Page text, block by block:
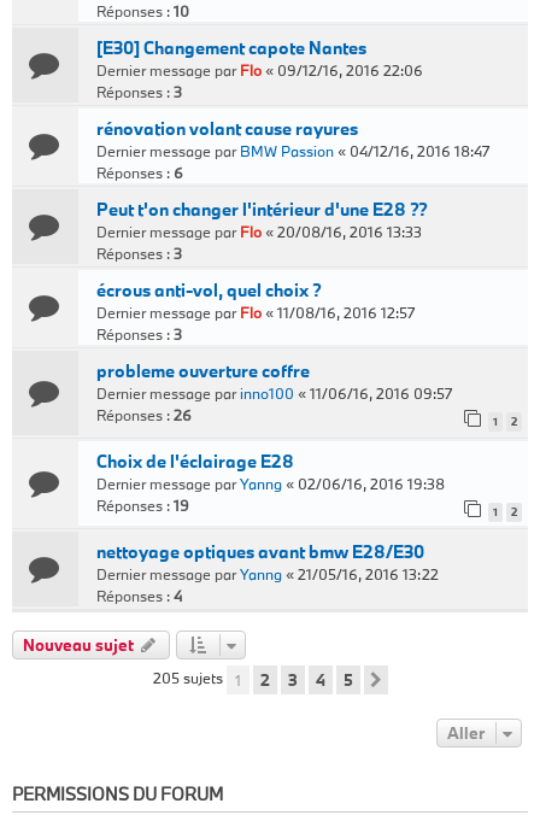
Réponses :10
[E30] Changement capote Nantes
Dernier message parFlo« 09/12/16, 2016 22:06
Réponses :3
rénovation volant cause rayures
Dernier message parBMW Passion« 04/12/16, 2016 18:47
Réponses : 6
Peut t'on changer l'intérieur d'une E28 ??
Dernier message parFlo«20/08/16, 2016 13:33
Réponses :3
écrous anti-vol, quel choix ?
Dernier message parFlo«11/08/16, 2016 12:57
Réponses :3
probleme ouverture coffre
Dernier message parinno100 «11/06/16, 2016 09:57
Réponses :26 1 2
Choix de l'éclairage E28
Dernier message parYanng« 02/06/16, 2016 19:38
Réponses :19 1 2
nettoyage optiques avant bmw E28/E30
Dernier message parYanng«21/05/16, 2016 13:22
Réponses :4
Nouveau sujet
205 sujets 1 2 3 4 5
Aller
PERMISSIONS DU FORUM